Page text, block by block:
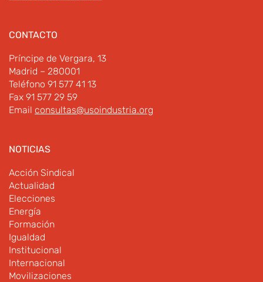
CONTACTO
Príncipe de Vergara, 13
Madrid – 280001
Teléfono 91 577 41 13
Fax 91 577 29 59
Email consultas@usoindustria.org
NOTICIAS
Acción Sindical
Actualidad
Elecciones
Energía
Formación
Igualdad
Institucional
Internacional
Movilizaciones